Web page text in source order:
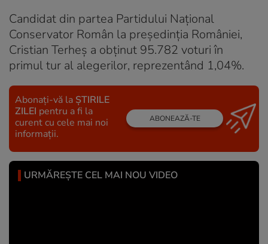
Candidat din partea Partidului Național
Conservator Român la președinția României,
Cristian Terheș a obținut 95.782 voturi în
primul tur al alegerilor, reprezentând 1,04%.
Abonați-vă la ȘTIRILE
ZILEI pentru a fi la
curent cu cele mai noi
informații.
ABONEAZĂ-TE
URMĂREȘTE CEL MAI NOU VIDEO